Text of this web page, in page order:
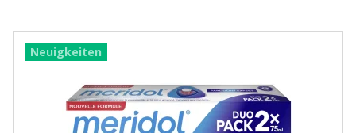
Neuigkeiten